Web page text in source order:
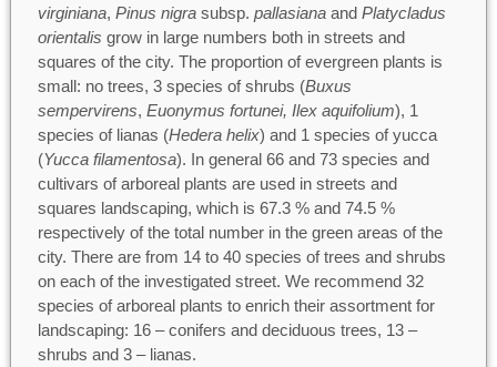
virginiana, Pinus nigrasubsp. pallasianaandPlatycladus
orientalis grow in large numbers both in streets and
squares of the city. The proportion of evergreen plants is
small: no trees, 3 species of shrubs (Buxus
sempervirens, Euonymus fortunei, Ilex aquifolium), 1
species of lianas (Hedera helix) and 1 species of yucca
(Yucca filamentosa). In general 66 and 73 species and
cultivars of arboreal plants are used in streets and
squares landscaping, which is 67.3 % and 74.5 %
respectively of the total number in the green areas of the
city. There are from 14 to 40 species of trees and shrubs
on each of the investigated street. We recommend 32
species of arboreal plants to enrich their assortment for
landscaping: 16 – conifers and deciduous trees, 13 –
shrubs and 3 – lianas.